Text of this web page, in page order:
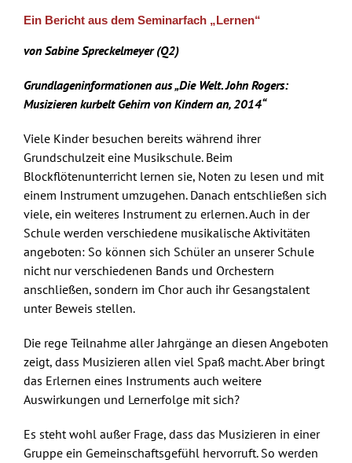
content
Ein Bericht aus dem Seminarfach „Lernen“
von Sabine Spreckelmeyer (Q2)
Grundlageninformationen aus „Die Welt. John Rogers:
Musizieren kurbelt Gehirn von Kindern an, 2014“
Viele Kinder besuchen bereits während ihrer
Grundschulzeit eine Musikschule. Beim
Blockflötenunterricht lernen sie, Noten zu lesen und mit
einem Instrument umzugehen. Danach entschließen sich
viele, ein weiteres Instrument zu erlernen. Auch in der
Schule werden verschiedene musikalische Aktivitäten
angeboten: So können sich Schüler an unserer Schule
nicht nur verschiedenen Bands und Orchestern
anschließen, sondern im Chor auch ihr Gesangstalent
unter Beweis stellen.
Die rege Teilnahme aller Jahrgänge an diesen Angeboten
zeigt, dass Musizieren allen viel Spaß macht. Aber bringt
das Erlernen eines Instruments auch weitere
Auswirkungen und Lernerfolge mit sich?
Es steht wohl außer Frage, dass das Musizieren in einer
Gruppe ein Gemeinschaftsgefühl hervorruft. So werden